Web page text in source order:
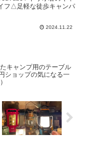
#ulキャンプ #ペグ
#徒歩キャンプ –
君のキャンプライフ
フ△足軽な徒歩キャンパ
2024.11.22
キャンプ用のテーブル
ショップの気になる一